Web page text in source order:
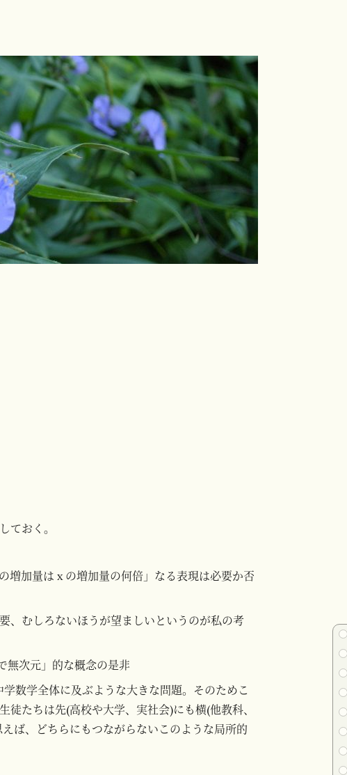
ておく。
増加量は x の増加量の何倍」なる表現は必要か否
、むしろないほうが望ましいというのが私の考
無次元」的な概念の是非
数学全体に及ぶような大きな問題。そのためこ
たちは先(高校や大学、実社会)にも横(他教科、
ば、どちらにもつながらないこのような局所的